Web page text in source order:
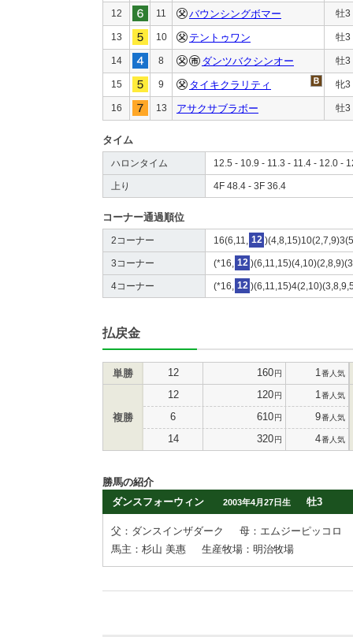
12 11 バウンシングボマー 牡3
13 10 テントゥワン 牡3
14 8 ダンツバクシンオー 牡3
15 9 タイキクラリティ 牝3
16 13 アサクサブラボー 牡3
タイム
ハロンタイム 12.5 - 10.9 - 11.3 - 11.4 - 12.0 -
上り 4F 48.4 - 3F 36.4
コーナー通過順位
2コーナー 16(6,11, 12
3コーナー (*16, 12
4コーナー (*16, 12
払戻金
単勝 12 160円 1 番人気
複勝
12 120円 1 番人気
6 610円 9番人気
14 320円 4番人気
勝馬の紹介
ダンスフォーウィン
2003年4月27日生 牡3
父：ダンスインザダーク
母：エムジーピッコロ
馬主：杉山 美惠
生産牧場：明治牧場